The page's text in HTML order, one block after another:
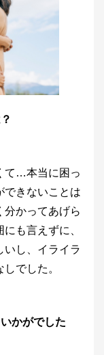
て…本当に困っ
できないことは
分かってあげら
も言えずに、
し、イライラ
でした。
かがでした